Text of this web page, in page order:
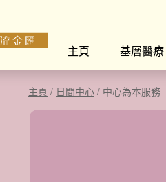
主頁
基層醫療
主頁 / 日間中心 / 中心為本服務